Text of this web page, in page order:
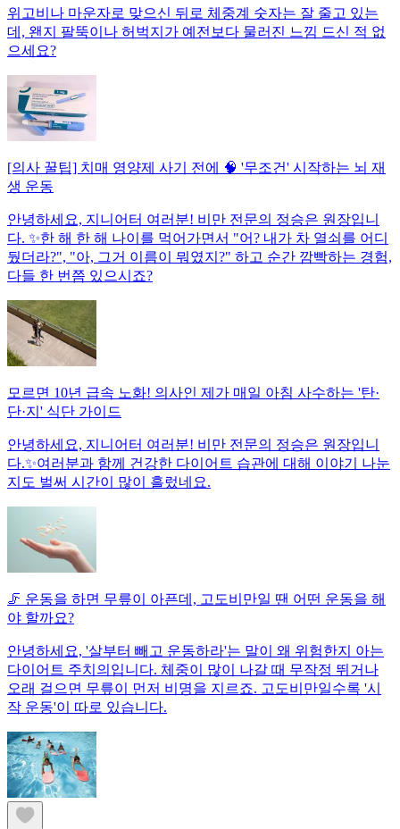
위고비나 마운자로 맞으신 뒤로 체중계 숫자는 잘 줄고 있는
데, 왠지 팔뚝이나 허벅지가 예전보다 물러진 느낌 드신 적 없
으세요?
[의사 꿀팁] 치매 영양제 사기 전에 🧠 '무조건' 시작하는 뇌 재
생 운동
안녕하세요, 지니어터 여러분! 비만 전문의 정승은 원장입니
다. ✨한 해 한 해 나이를 먹어가면서 "어? 내가 차 열쇠를 어디
뒀더라?", "아, 그거 이름이 뭐였지?" 하고 순간 깜빡하는 경험,
다들 한 번쯤 있으시죠?
모르면 10년 급속 노화! 의사인 제가 매일 아침 사수하는 '탄·
단·지' 식단 가이드
안녕하세요, 지니어터 여러분! 비만 전문의 정승은 원장입니
다.✨여러분과 함께 건강한 다이어트 습관에 대해 이야기 나눈
지도 벌써 시간이 많이 흘렀네요.
🦵 운동을 하면 무릎이 아픈데, 고도비만일 땐 어떤 운동을 해
야 할까요?
안녕하세요, '살부터 빼고 운동하라'는 말이 왜 위험한지 아는
다이어트 주치의입니다. 체중이 많이 나갈 때 무작정 뛰거나
오래 걸으면 무릎이 먼저 비명을 지르죠. 고도비만일수록 '시
작 운동'이 따로 있습니다.